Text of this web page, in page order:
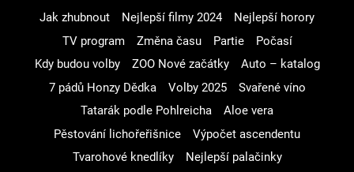
Jak zhubnout Nejlepší filmy 2024
Nejlepší horory
TV program
Změna času Partie
Počasí
Kdy budou volby
ZOO Nové začátky
Auto – katalog
7 pádů Honzy Dědka
Volby 2025
Svařené víno
Tatarák podle Pohlreicha
Aloe vera
Pěstování lichořeřišnice
Výpočet ascendentu
Tvarohové knedlíky
Nejlepší palačinky